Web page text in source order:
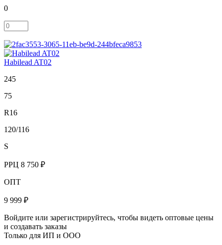
0
Habilead AT02
245
75
R16
120/116
S
РРЦ 8 750 ₽
ОПТ
9 999 ₽
Войдите или зарегистрируйтесь, чтобы видеть оптовые цены
и создавать заказы
Только для ИП и ООО